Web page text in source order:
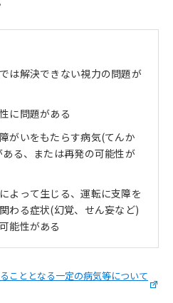
は解決できない視力の問題が
に問題がある
がいをもたらす病気(てんか
る、または再発の可能性が
よって生じる、運転に支障を
わる症状(幻覚、せん妄など)
能性がある
こととなる一定の病気等について